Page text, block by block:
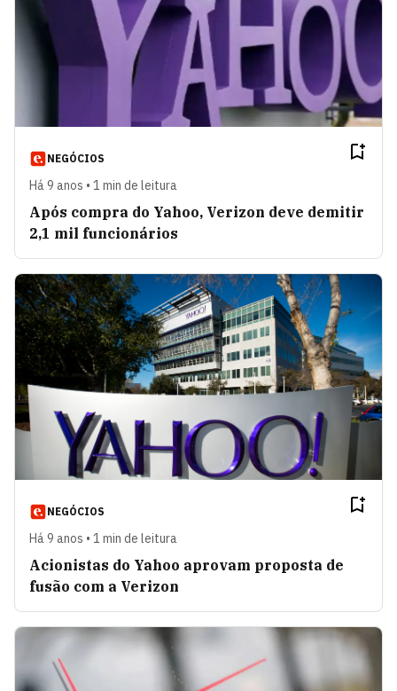
NEGÓCIOS
Há 9 anos • 1 min de leitura
Após compra do Yahoo, Verizon deve demitir
2,1 mil funcionários
NEGÓCIOS
Há 9 anos • 1 min de leitura
Acionistas do Yahoo aprovam proposta de
fusão com a Verizon